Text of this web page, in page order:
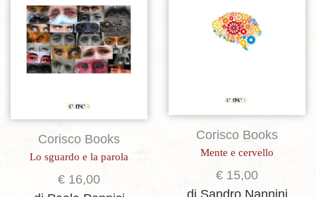
Corisco Books
Lo sguardo e la parola
€ 16,00
Corisco Books
Mente e cervello
€ 15,00